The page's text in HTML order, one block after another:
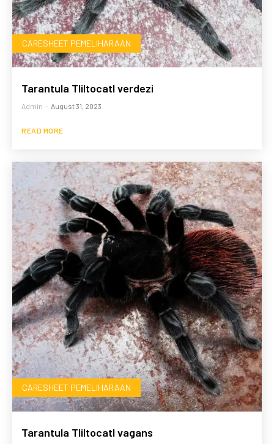
CARESHEET PEMELIHARAAN
Tarantula Tliltocatl verdezi
Admin - August 31, 2023
READ MORE
CARESHEET PEMELIHARAAN
Tarantula Tliltocatl vagans